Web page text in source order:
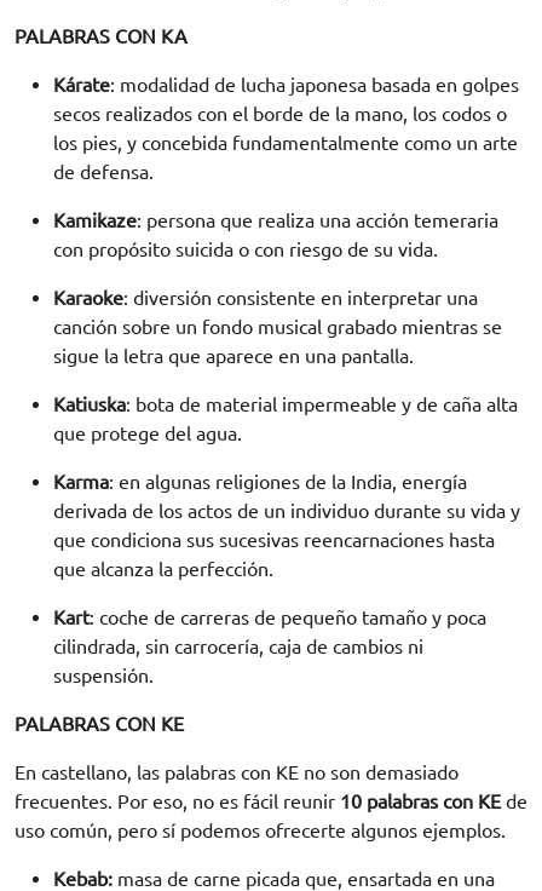
PALABRAS CON KA
Kárate: modalidad de lucha japonesa basada en golpes
secos realizados con el borde de la mano, los codos o
los pies, y concebida fundamentalmente como un arte
de defensa.
Kamikaze: persona que realiza una acción temeraria
con propósito suicida o con riesgo de su vida.
Karaoke: diversión consistente en interpretar una
canción sobre un fondo musical grabado mientras se
sigue la letra que aparece en una pantalla.
Katiuska: bota de material impermeable y de caña alta
que protege del agua.
Karma: en algunas religiones de la India, energía
derivada de los actos de un individuo durante su vida y
que condiciona sus sucesivas reencarnaciones hasta
que alcanza la perfección.
Kart: coche de carreras de pequeño tamaño y poca
cilindrada, sin carrocería, caja de cambios ni
suspensión.
PALABRAS CON KE
En castellano, las palabras con KE no son demasiado
frecuentes. Por eso, no es fácil reunir 10 palabras con KEde
uso común, pero sí podemos ofrecerte algunos ejemplos.
Kebab: masa de carne picada que, ensartada en una